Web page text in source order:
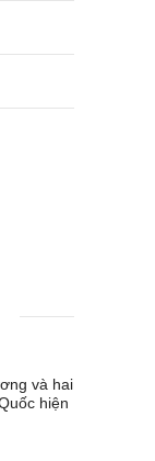
và hai
hiện